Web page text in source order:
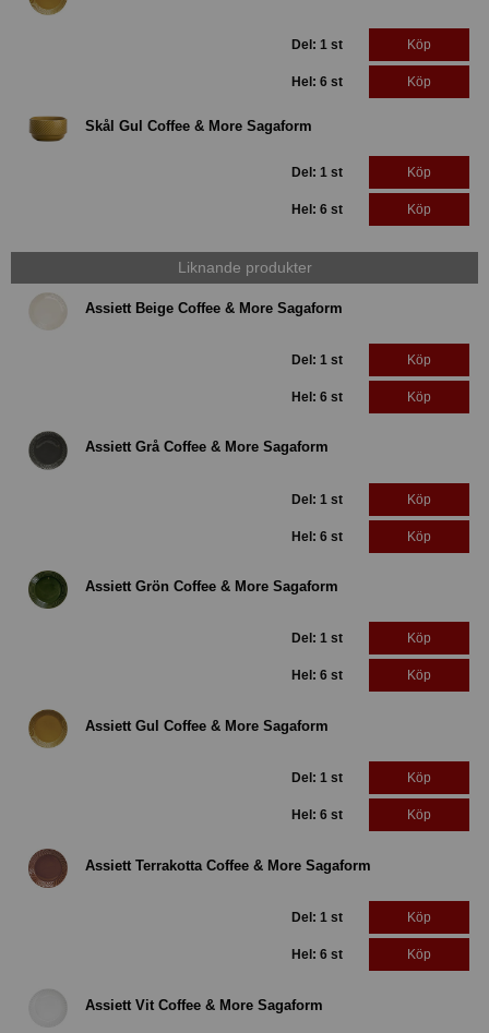
Del: 1 st Köp
Hel: 6 st Köp
Skål Gul Coffee & More Sagaform
Del: 1 st Köp
Hel: 6 st Köp
Liknande produkter
Assiett Beige Coffee & More Sagaform
Del: 1 st Köp
Hel: 6 st Köp
Assiett Grå Coffee & More Sagaform
Del: 1 st Köp
Hel: 6 st Köp
Assiett Grön Coffee & More Sagaform
Del: 1 st Köp
Hel: 6 st Köp
Assiett Gul Coffee & More Sagaform
Del: 1 st Köp
Hel: 6 st Köp
Assiett Terrakotta Coffee & More Sagaform
Del: 1 st Köp
Hel: 6 st Köp
Assiett Vit Coffee & More Sagaform